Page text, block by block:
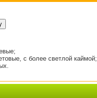
с более светлой каймой;